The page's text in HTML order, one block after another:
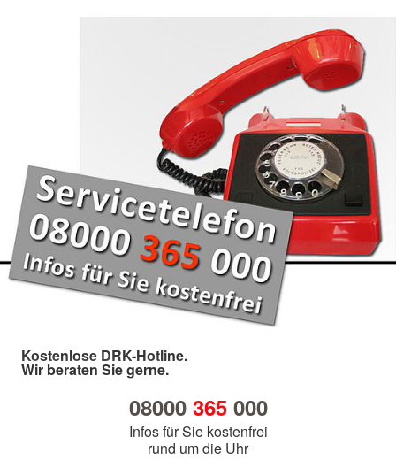
Kostenlose DRK-Hotline.
Wir beraten Sie gerne.
08000 365000
Infos für Sie kostenfrei
rund um die Uhr